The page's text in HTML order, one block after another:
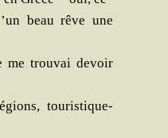
beau rêve une
me trou­vai devoir
tou­ris­ti­que­